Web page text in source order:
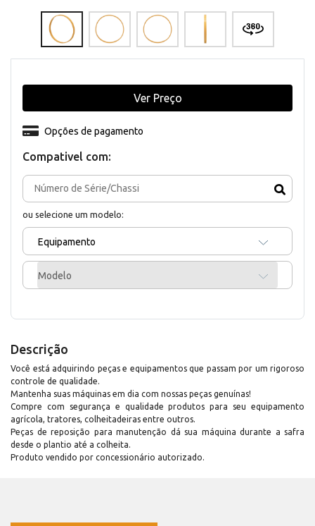
Compativel com:
ou selecione um modelo:
Equipamento
Modelo
Opções de pagamento
Ver Preço
Descrição
Você está adquirindo peças e equipamentos que passam por um rigoroso
controle de qualidade.
Mantenha suas máquinas em dia com nossas peças genuínas!
Compre com segurança e qualidade produtos para seu equipamento
agrícola, tratores, colheitadeiras entre outros.
Peças de reposição para manutenção dá sua máquina durante a safra
desde o plantio até a colheita.
Produto vendido por concessionário autorizado.